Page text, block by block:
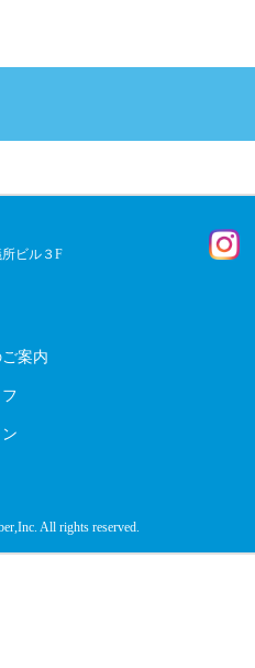
ビル３F
案内
All rights reserved.